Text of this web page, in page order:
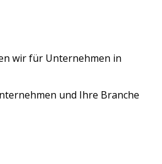
wir für Unternehmen in
und Ihre Branche